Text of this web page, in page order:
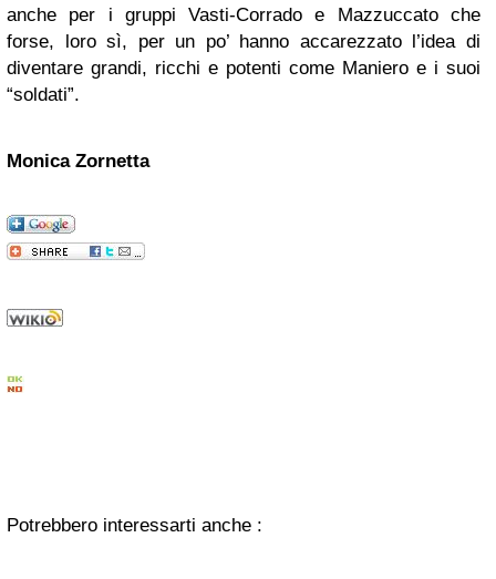
anche per i gruppi Vasti-Corrado e Mazzuccato che
forse, loro sì, per un po’ hanno accarezzato l’idea di
diventare grandi, ricchi e potenti come Maniero e i suoi
“soldati”.
Monica Zornetta
Potrebbero interessarti anche :